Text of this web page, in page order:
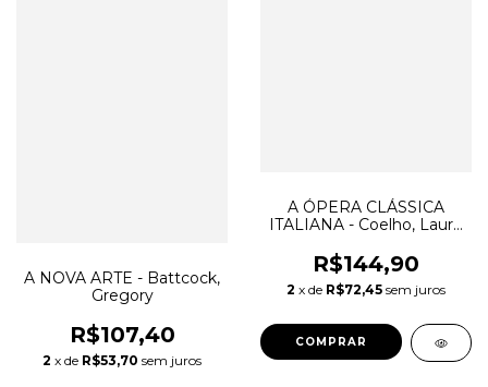
A NOVA ARTE - Battcock,
Gregory
R$107,40
2 x de R$53,70 sem juros
A ÓPERA CLÁSSICA
ITALIANA - Coelho, Lauro
R$144,90
2 x de R$72,45 sem juros